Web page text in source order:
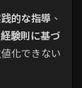
的な指導 、
経験則に基づ
化できない